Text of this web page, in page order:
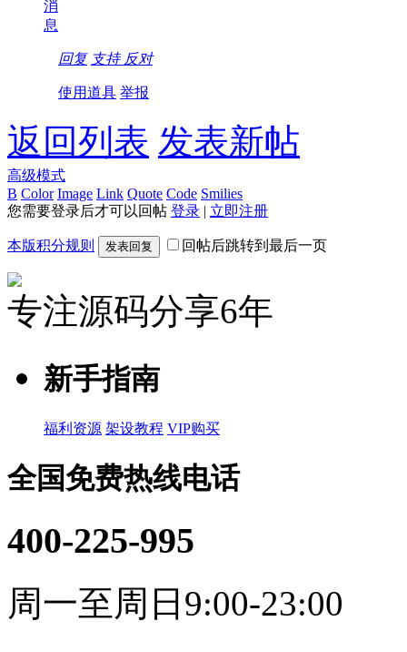
消
息
回复 支持 反对
使用道具 举报
返回列表 发表新帖
高级模式
B Color Image Link Quote Code Smilies
您需要登录后才可以回帖 登录 | 立即注册
本版积分规则 发表回复 回帖后跳转到最后一页
专注源码分享6年
新手指南
福利资源 架设教程 VIP购买
全国免费热线电话
400-225-995
周一至周日9:00-23:00